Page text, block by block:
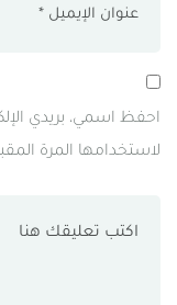
احفظ اسمي، بريدي
لاستخدامها المرة